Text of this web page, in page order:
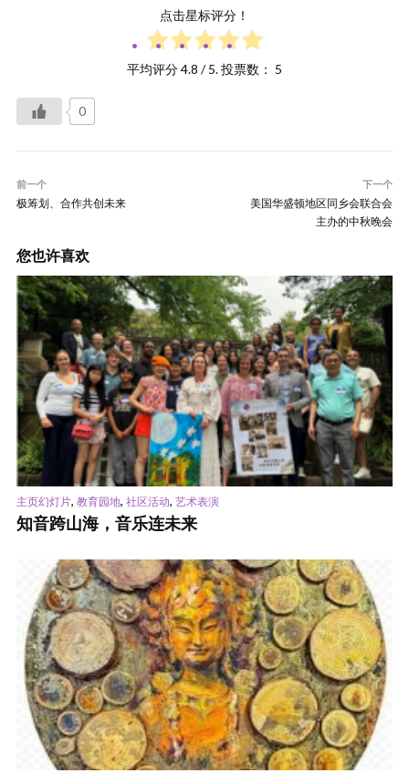
点击星标评分！
平均评分4.8 / 5. 投票数： 5
0
前一个
极筹划、合作共创未来
下一个
美国华盛顿地区同乡会联合会
主办的中秋晚会
您也许喜欢
主页幻灯片, 教育园地, 社区活动, 艺术表演
知音跨山海，音乐连未来